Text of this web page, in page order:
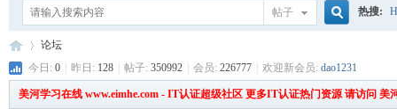
帖子 热搜:
论坛
今日: 0 昨日: 128 帖子: 350992 会员: 226777 欢迎新会员: dao1231
美河学习在线 www.eimhe.com - IT认证超级社区 更多IT认证热门资源 请访问 美